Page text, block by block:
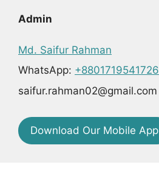
Admin
Md. Saifur Rahman
WhatsApp: +8801719541726
saifur.rahman02@gmail.com
Download Our Mobile App